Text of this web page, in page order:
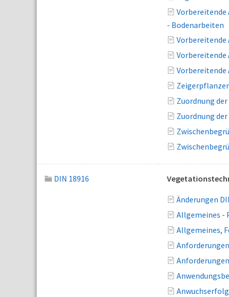
Vorbereitende
- Bodenarbeiten
Vorbereitende
Vorbereitende
Zuordnung
Zuordnung
DIN 18916
Änderungen
Allgemeines -
Allgemeines,